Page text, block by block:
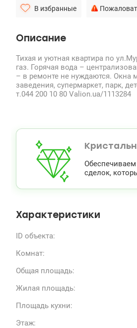
В избранные
Описание
Тихая и уютная квартира по
газ. Горячая вода –
– в ремонте не нуждаются. Окна
заведения, супермаркет, парк,
т.044 200 10 80 Valion.ua/1113284
сделок,
Характеристики
ID объекта:
Комнат:
Общая площадь:
Жилая площадь:
Площадь кухни:
Этаж: